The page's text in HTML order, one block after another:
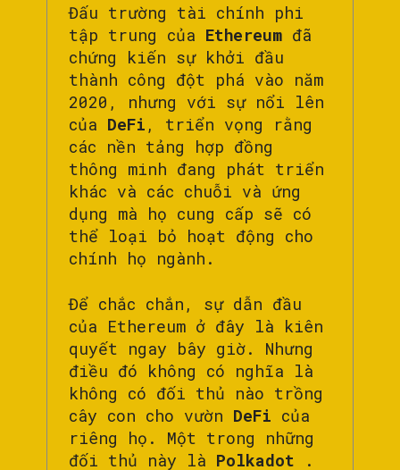
Đấu trường tài chính phi
tập trung của Ethereum đã
chứng kiến ​​sự khởi đầu
thành công đột phá vào năm
2020, nhưng với sự nổi lên
của DeFi , triển vọng rằng
các nền tảng hợp đồng
thông minh đang phát triển
khác và các chuỗi và ứng
dụng mà họ cung cấp sẽ có
thể loại bỏ hoạt động cho
chính họ ngành.
Để chắc chắn, sự dẫn đầu
của Ethereum ở đây là kiên
quyết ngay bây giờ. Nhưng
điều đó không có nghĩa là
không có đối thủ nào trồng
cây con cho vườn DeFi của
riêng họ. Một trong những
đối thủ này là Polkadot .